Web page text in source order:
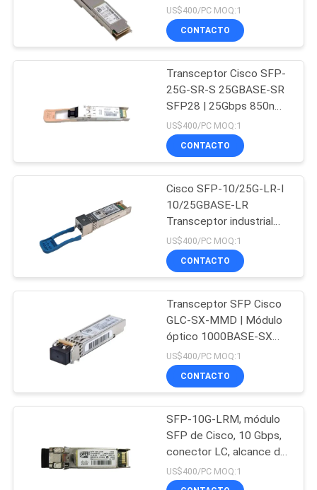
PÓNGASE
CONTACTO
NOTICIAS
DE
MAPA
DEL
SITIO
POLÍTICA
PRIVACIDAD
Control industrial
del PLC
Módulo de Huawei
SFP
302
Interruptor de
Ethernet de Cisco
1582
datos de alta velocidad
US$400/PC MOQ:1
CONTACTO
Transceptor Cisco SFP-
25G-SR-S 25GBASE-SR
SFP28 | 25Gbps 850nm
MMF LC 100m
US$400/PC MOQ:1
CONTACTO
Cisco SFP-10/25G-LR-I
10/25GBASE-LR
Transceptor industrial
SFP28, 1310nm, 10km,
LC, DOM
US$400/PC MOQ:1
CONTACTO
Transceptor SFP Cisco
GLC-SX-MMD | Módulo
óptico 1000BASE-SX
850nm MMF LC
US$400/PC MOQ:1
CONTACTO
SFP-10G-LRM, módulo
SFP de Cisco, 10 Gbps,
conector LC, alcance de
220 m
US$400/PC MOQ:1